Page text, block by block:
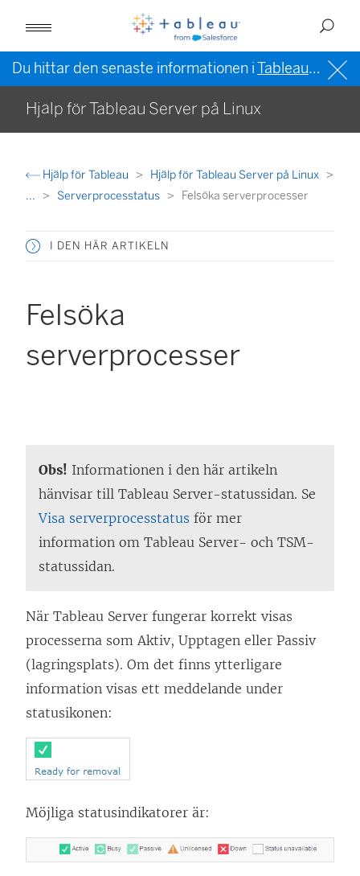
Du hittar den senaste informationen iTableau-hjälpen på engelska (USA)
Hjälp för Tableau Server på Linux
Hjälp för Tableau
Hjälp för Tableau Server på Linux
...
Serverprocesstatus Felsöka serverprocesser
I DEN HÄR ARTIKELN
Felsöka
serverprocesser
Obs! Informationen i den här artikeln
hänvisar till Tableau Server-statussidan. Se
Visa serverprocesstatus för mer
information om Tableau Server- och TSM-
statussidan.
När Tableau Server fungerar korrekt visas
processerna som Aktiv, Upptagen eller Passiv
(lagringsplats). Om det finns ytterligare
information visas ett meddelande under
statusikonen:
Möjliga statusindikatorer är: